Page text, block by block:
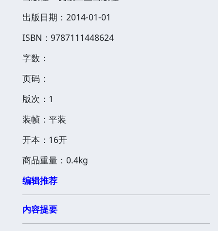
出版日期：2014-01-01
ISBN：9787111448624
字数：
页码：
版次：1
装帧：平装
开本：16开
商品重量：0.4kg
编辑推荐
内容提要